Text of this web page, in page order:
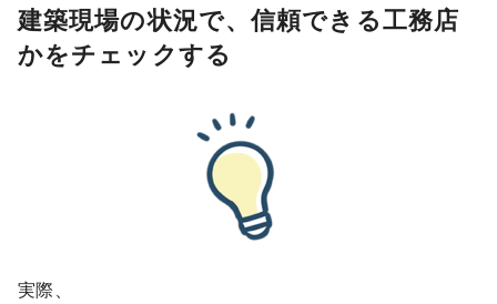
建築現場の状況で、信頼できる工務店
かをチェックする
実際、